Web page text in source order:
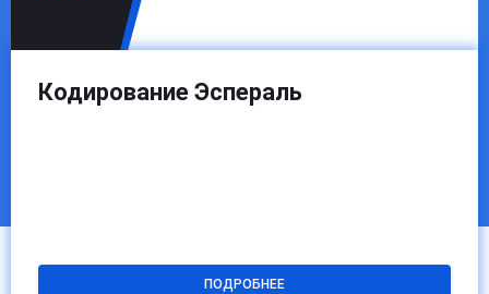
Кодирование Эспераль
ПОДРОБНЕЕ